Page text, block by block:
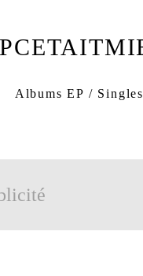
Albums EP / Singles